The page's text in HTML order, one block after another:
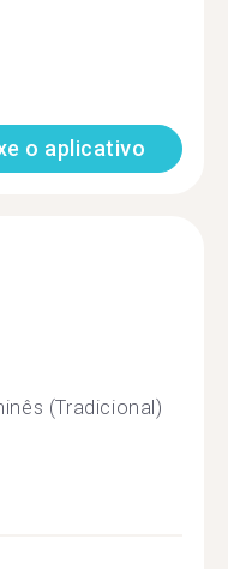
o aplicativo
(Tradicional)